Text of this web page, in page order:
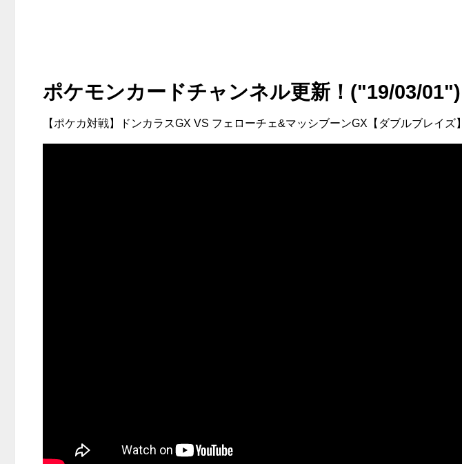
ポケモンカードチャンネル更新！("19/03/01")
【ポケカ対戦】ドンカラスGX VS フェローチェ&マッシブーンGX【ダブルブレイズ】